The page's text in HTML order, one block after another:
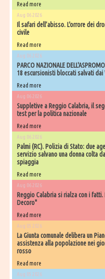
Read more
Aug 06 2026
Il safari dell’abisso. L'orrore dei
civile
Read more
Aug 06 2026
PARCO NAZIONALE
18 escursionisti bloccati salvati
Read more
Aug 06 2026
Suppletive a Reggio Calabria, il
test per la politica nazionale
Read more
Aug 06 2026
Palmi (RC). Polizia di Stato: due
servizio salvano una donna colta
spiaggia
Read more
Aug 06 2026
Reggio Calabria si rialza con i
Decoro"
Read more
Aug 05 2026
La Giunta comunale delibera un
assistenza alla popolazione nei
rosso
Read more
Aug 05 2026